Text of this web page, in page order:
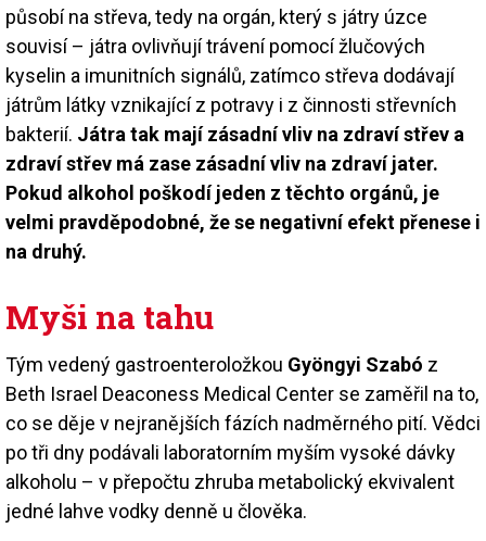
působí na střeva, tedy na orgán, který s játry úzce
souvisí – játra ovlivňují trávení pomocí žlučových
kyselin a imunitních signálů, zatímco střeva dodávají
játrům látky vznikající z potravy i z činnosti střevních
bakterií. Játra tak mají zásadní vliv na zdraví střev a
zdraví střev má zase zásadní vliv na zdraví jater.
Pokud alkohol poškodí jeden z těchto orgánů, je
velmi pravděpodobné, že se negativní efekt přenese i
na druhý.
Myši na tahu
Tým vedený gastroenteroložkou Gyöngyi Szabó z
Beth Israel Deaconess Medical Center se zaměřil na to,
co se děje v nejranějších fázích nadměrného pití. Vědci
po tři dny podávali laboratorním myším vysoké dávky
alkoholu – v přepočtu zhruba metabolický ekvivalent
jedné lahve vodky denně u člověka.